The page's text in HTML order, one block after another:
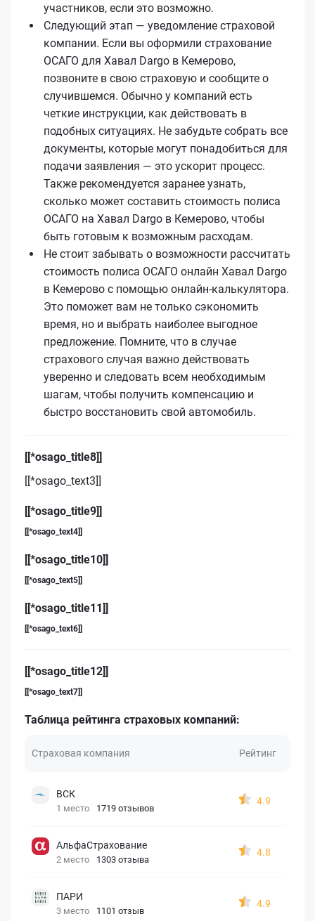
участников, если это возможно.
Следующий этап — уведомление страховой
компании. Если вы оформили страхование
ОСАГО для Хавал Dargo в Кемерово,
позвоните в свою страховую и сообщите о
случившемся. Обычно у компаний есть
четкие инструкции, как действовать в
подобных ситуациях. Не забудьте собрать все
документы, которые могут понадобиться для
подачи заявления — это ускорит процесс.
Также рекомендуется заранее узнать,
сколько может составить стоимость полиса
ОСАГО на Хавал Dargo в Кемерово, чтобы
быть готовым к возможным расходам.
Не стоит забывать о возможности рассчитать
стоимость полиса ОСАГО онлайн Хавал Dargo
в Кемерово с помощью онлайн-калькулятора.
Это поможет вам не только сэкономить
время, но и выбрать наиболее выгодное
предложение. Помните, что в случае
страхового случая важно действовать
уверенно и следовать всем необходимым
шагам, чтобы получить компенсацию и
быстро восстановить свой автомобиль.
[[*osago_title8]]
[[*osago_text3]]
[[*osago_title9]]
[[*osago_text4]]
[[*osago_title10]]
[[*osago_text5]]
[[*osago_title11]]
[[*osago_text6]]
[[*osago_title12]]
[[*osago_text7]]
Таблица рейтинга страховых компаний:
Страховая компания Рейтинг
ВСК
1 место 1719 отзывов
4.9
АльфаСтрахование
2 место 1303 отзыва
4.8
ПАРИ
3 место 1101 отзыв
4.9